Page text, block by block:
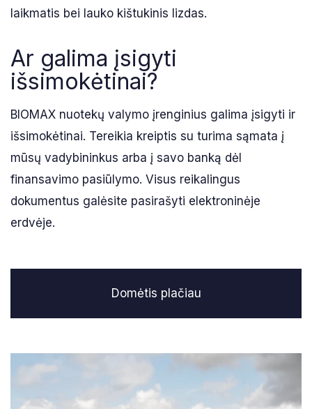
laikmatis bei lauko kištukinis lizdas.
Ar galima įsigyti
išsimokėtinai?
BIOMAX nuotekų valymo įrenginius galima įsigyti ir
išsimokėtinai. Tereikia kreiptis su turima sąmata į
mūsų vadybininkus arba į savo banką dėl
finansavimo pasiūlymo. Visus reikalingus
dokumentus galėsite pasirašyti elektroninėje
erdvėje.
Domėtis plačiau